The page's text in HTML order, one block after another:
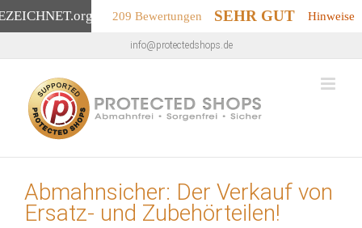
.org 209 Bewertungen SEHR GUT Hinweise
Inhalt
springen
info@protectedshops.de
Abmahnsicher: Der Verkauf von
Ersatz- und Zubehörteilen!